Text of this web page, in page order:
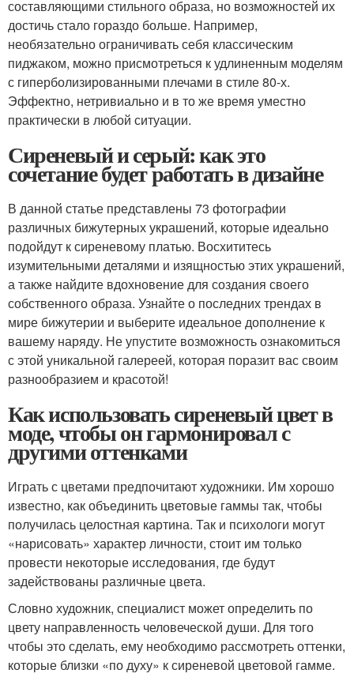
составляющими стильного образа, но возможностей их
достичь стало гораздо больше. Например,
необязательно ограничивать себя классическим
пиджаком, можно присмотреться к удлиненным моделям
с гиперболизированными плечами в стиле 80-х.
Эффектно, нетривиально и в то же время уместно
практически в любой ситуации.
Сиреневый и серый: как это
сочетание будет работать в дизайне
В данной статье представлены 73 фотографии
различных бижутерных украшений, которые идеально
подойдут к сиреневому платью. Восхититесь
изумительными деталями и изящностью этих украшений,
а также найдите вдохновение для создания своего
собственного образа. Узнайте о последних трендах в
мире бижутерии и выберите идеальное дополнение к
вашему наряду. Не упустите возможность ознакомиться
с этой уникальной галереей, которая поразит вас своим
разнообразием и красотой!
Как использовать сиреневый цвет в
моде, чтобы он гармонировал с
другими оттенками
Играть с цветами предпочитают художники. Им хорошо
известно, как объединить цветовые гаммы так, чтобы
получилась целостная картина. Так и психологи могут
«нарисовать» характер личности, стоит им только
провести некоторые исследования, где будут
задействованы различные цвета.
Словно художник, специалист может определить по
цвету направленность человеческой души. Для того
чтобы это сделать, ему необходимо рассмотреть оттенки,
которые близки «по духу» к сиреневой цветовой гамме.